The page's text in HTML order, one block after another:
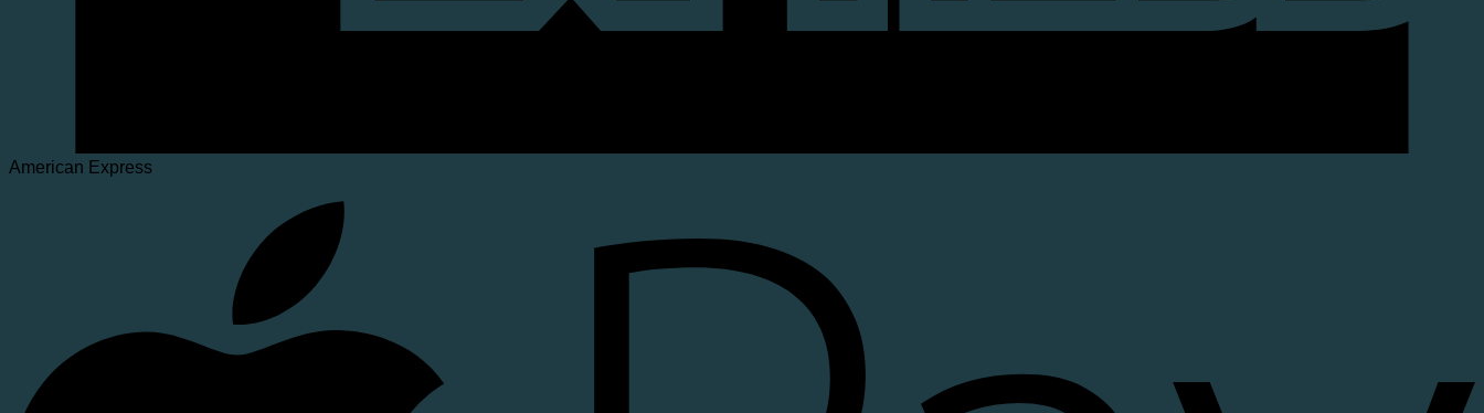
American Express